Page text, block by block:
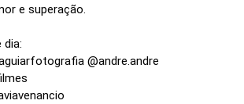
e superação.
dia:
@andre.andre